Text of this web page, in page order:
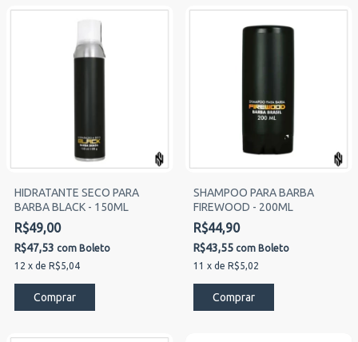
HIDRATANTE SECO PARA
BARBA BLACK - 150ML
R$49,00
R$47,53 com Boleto
12 x de R$5,04
SHAMPOO PARA BARBA
FIREWOOD - 200ML
R$44,90
R$43,55 com Boleto
11 x de R$5,02